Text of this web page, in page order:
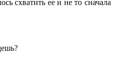
схватить ее и не то сначала